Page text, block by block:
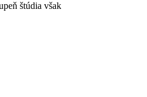
štúdia však